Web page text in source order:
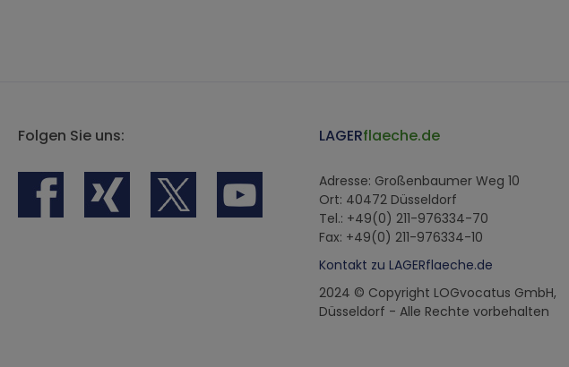
Folgen Sie uns: LAGERflaeche.de
Adresse: Großenbaumer Weg 10
Ort: 40472 Düsseldorf
Tel.: +49(0) 211-976334-70
Fax: +49(0) 211-976334-10
Kontakt zu LAGERflaeche.de
2024 © Copyright LOGvocatus GmbH,
Düsseldorf - Alle Rechte vorbehalten